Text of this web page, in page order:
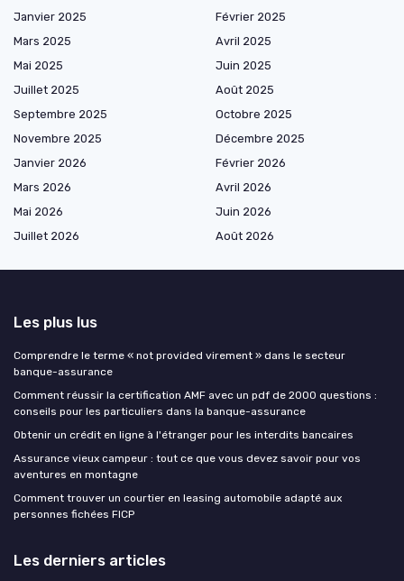
Janvier 2025
Février 2025
Mars 2025
Avril 2025
Mai 2025
Juin 2025
Juillet 2025
Août 2025
Septembre 2025
Octobre 2025
Novembre 2025
Décembre 2025
Janvier 2026
Février 2026
Mars 2026
Avril 2026
Mai 2026
Juin 2026
Juillet 2026
Août 2026
Les plus lus
Comprendre le terme « not provided virement » dans le secteur
banque-assurance
Comment réussir la certification AMF avec un pdf de 2000 questions :
conseils pour les particuliers dans la banque-assurance
Obtenir un crédit en ligne à l'étranger pour les interdits bancaires
Assurance vieux campeur : tout ce que vous devez savoir pour vos
aventures en montagne
Comment trouver un courtier en leasing automobile adapté aux
personnes fichées FICP
Les derniers articles